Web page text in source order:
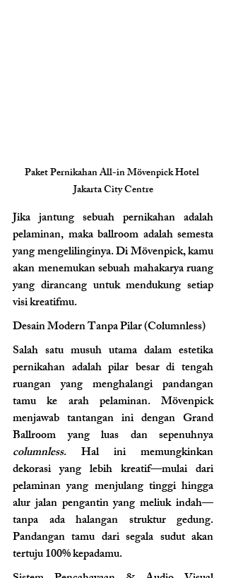
Paket Pernikahan All-in Mövenpick Hotel
Jakarta City Centre
Jika jantung sebuah pernikahan adalah
pelaminan, maka ballroom adalah semesta
yang mengelilinginya. Di Mövenpick, kamu
akan menemukan sebuah mahakarya ruang
yang dirancang untuk mendukung setiap
visi kreatifmu.
Desain Modern Tanpa Pilar (Columnless)
Salah satu musuh utama dalam estetika
pernikahan adalah pilar besar di tengah
ruangan yang menghalangi pandangan
tamu ke arah pelaminan. Mövenpick
menjawab tantangan ini dengan Grand
columnless. Hal ini memungkinkan
dekorasi yang lebih kreatif—mulai dari
pelaminan yang menjulang tinggi hingga
alur jalan pengantin yang meliuk indah—
tanpa ada halangan struktur gedung.
Pandangan tamu dari segala sudut akan
tertuju 100% kepadamu.